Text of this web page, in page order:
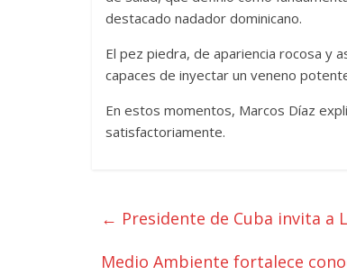
destacado nadador dominicano.
El pez piedra, de apariencia rocosa y
capaces de inyectar un veneno
En estos momentos, Marcos Díaz
satisfactoriamente.
← Presidente de Cuba invita a
Medio Ambiente fortalece